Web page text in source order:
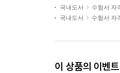
국내도서 수험서 자
국내도서
수험서 자
이 상품의 이벤트